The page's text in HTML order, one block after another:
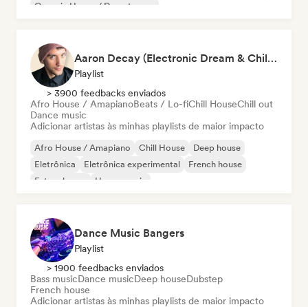
Organic House / Downtempo
Aaron Decay (Electronic Dream & Chill Electronic Dream playlists)
Playlist
> 3900 feedbacks enviados
Afro House / AmapianoBeats / Lo-fiChill HouseChill out
Dance music
Adicionar artistas às minhas playlists de maior impacto
Afro House / Amapiano Chill House
Deep house
Eletrônica
Eletrônica experimental
French house
Future house
House music
Dance Music Bangers
Playlist
> 1900 feedbacks enviados
Bass musicDance musicDeep houseDubstep
French house
Adicionar artistas às minhas playlists de maior impacto